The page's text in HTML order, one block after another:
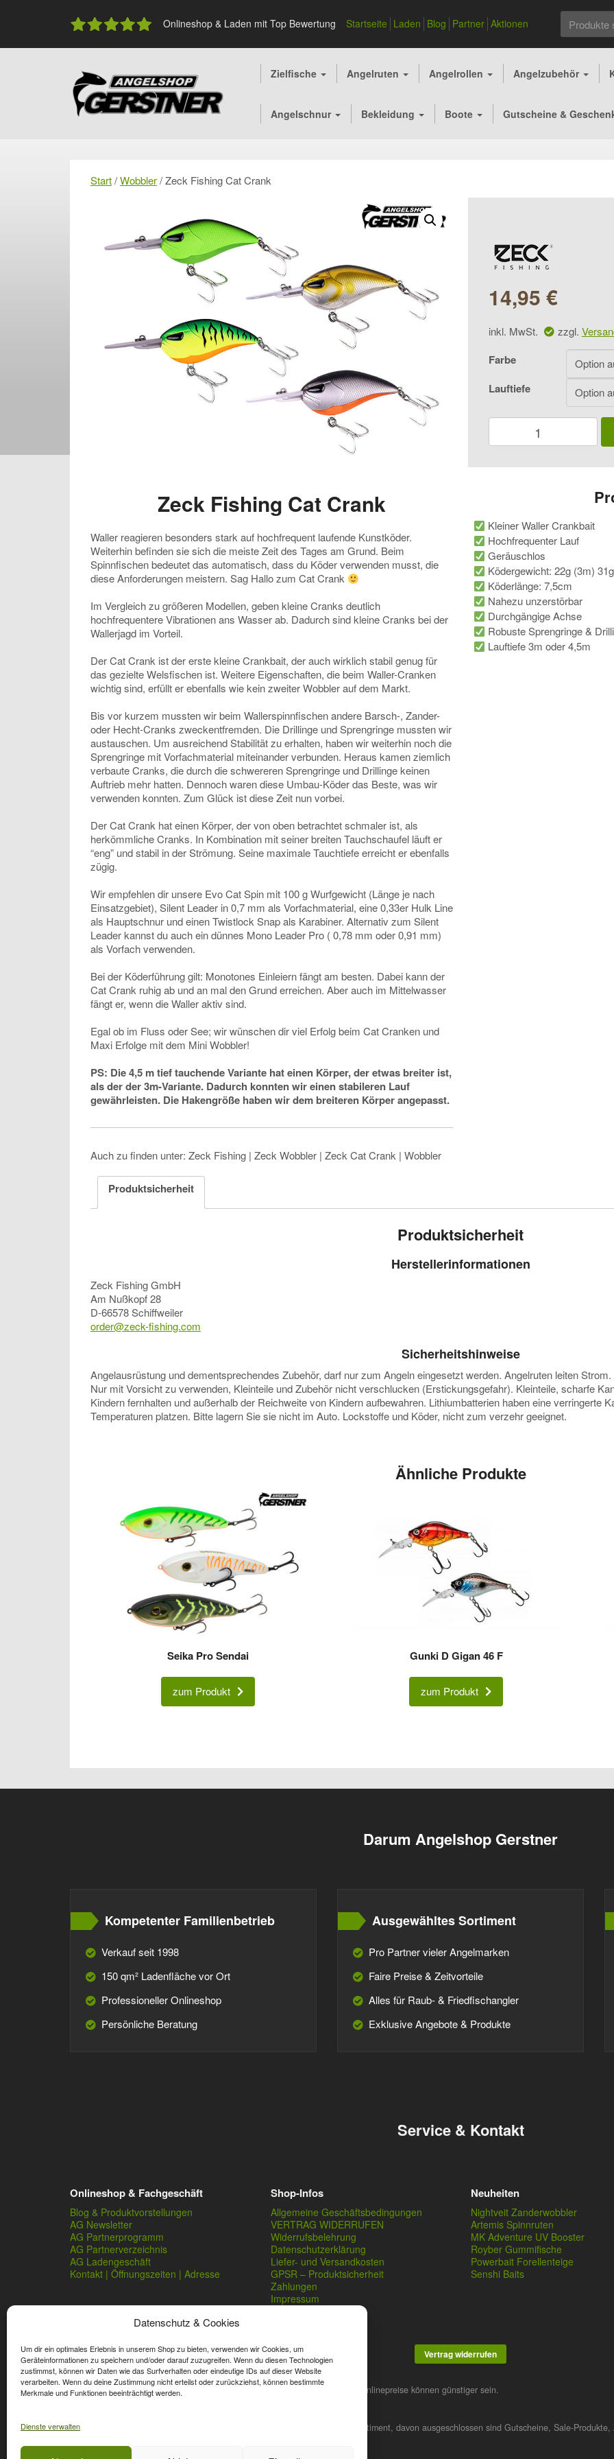
Datenschutz & Cookies
Um dir ein optimales Erlebnis in unserem Shop zu bieten, verwenden wir Cookies, um
Geräteinformationen zu speichern und/oder darauf zuzugreifen. Wenn du diesen Technologien
zustimmst, können wir Daten wie das Surfverhalten oder eindeutige IDs auf dieser Website
verarbeiten. Wenn du deine Zustimmung nicht erteilst oder zurückziehst, können bestimmte
Merkmale und Funktionen beeinträchtigt werden.
Dienste verwalten
Onlineshop & Laden mit Top Bewertung Startseite Laden Blog Partner Aktionen
nach:
Zielfische Angelruten Angelrollen Angelzubehör
Angelschnur Bekleidung Boote Gutscheine &
Start/Wobbler/ Zeck Fishing Cat Crank
Zeck Fishing Cat Crank
Waller reagieren besonders stark auf hochfrequent laufende Kunstköder.
Weiterhin befinden sie sich die meiste Zeit des Tages am Grund. Beim
Spinnfischen bedeutet das automatisch, dass du Köder verwenden musst, die
diese Anforderungen meistern. Sag Hallo zum Cat Crank
Im Vergleich zu größeren Modellen, geben kleine Cranks deutlich
hochfrequentere Vibrationen ans Wasser ab. Dadurch sind kleine Cranks bei der
Wallerjagd im Vorteil.
Der Cat Crank ist der erste kleine Crankbait, der auch wirklich stabil genug für
das gezielte Welsfischen ist. Weitere Eigenschaften, die beim Waller-Cranken
wichtig sind, erfüllt er ebenfalls wie kein zweiter Wobbler auf dem Markt.
Bis vor kurzem mussten wir beim Wallerspinnfischen andere Barsch-, Zander-
oder Hecht-Cranks zweckentfremden. Die Drillinge und Sprengringe mussten wir
austauschen. Um ausreichend Stabilität zu erhalten, haben wir weiterhin noch die
Sprengringe mit Vorfachmaterial miteinander verbunden. Heraus kamen ziemlich
verbaute Cranks, die durch die schwereren Sprengringe und Drillinge keinen
Auftrieb mehr hatten. Dennoch waren diese Umbau-Köder das Beste, was wir
verwenden konnten. Zum Glück ist diese Zeit nun vorbei.
Der Cat Crank hat einen Körper, der von oben betrachtet schmaler ist, als
herkömmliche Cranks. In Kombination mit seiner breiten Tauchschaufel läuft er
“eng” und stabil in der Strömung. Seine maximale Tauchtiefe erreicht er ebenfalls
zügig.
Wir empfehlen dir unsere Evo Cat Spin mit 100 g Wurfgewicht (Länge je nach
Einsatzgebiet), Silent Leader in 0,7 mm als Vorfachmaterial, eine 0,33er Hulk Line
als Hauptschnur und einen Twistlock Snap als Karabiner. Alternativ zum Silent
Leader kannst du auch ein dünnes Mono Leader Pro ( 0,78 mm oder 0,91 mm)
als Vorfach verwenden.
Bei der Köderführung gilt: Monotones Einleiern fängt am besten. Dabei kann der
Cat Crank ruhig ab und an mal den Grund erreichen. Aber auch im Mittelwasser
fängt er, wenn die Waller aktiv sind.
Egal ob im Fluss oder See; wir wünschen dir viel Erfolg beim Cat Cranken und
Maxi Erfolge mit dem Mini Wobbler!
PS: Die 4,5 m tief tauchende Variante hat einen Körper, der etwas breiter ist,
als der der 3m-Variante. Dadurch konnten wir einen stabileren Lauf
gewährleisten. Die Hakengröße haben wir dem breiteren Körper angepasst.
Auch zu finden unter: Zeck Fishing | Zeck Wobbler | Zeck Cat Crank | Wobbler
14,95 €
inkl. MwSt. zzgl.
Farbe
Lauftiefe
Zeck
Cat
Crank
Kleiner Waller Crankbait
Hochfrequenter Lauf
Geräuschlos
Ködergewicht: 22g (3m)
Köderlänge: 7,5cm
Nahezu unzerstörbar
Durchgängige Achse
Robuste Sprengringe &
Lauftiefe 3m oder 4,5m
Produktsicherheit
Produktsicherheit
Herstellerinformationen
Zeck Fishing GmbH
Am Nußkopf 28
D-66578 Schiffweiler
order@zeck-fishing.com
Sicherheitshinweise
Angelausrüstung und dementsprechendes Zubehör, darf nur zum Angeln eingesetzt werden. Angelruten leiten
Nur mit Vorsicht zu verwenden, Kleinteile und Zubehör nicht verschlucken (Erstickungsgefahr). Kleinteile, scharfe
Kindern fernhalten und außerhalb der Reichweite von Kindern aufbewahren. Lithiumbatterien haben eine verringerte
Temperaturen platzen. Bitte lagern Sie sie nicht im Auto. Lockstoffe und Köder, nicht zum verzehr geeignet.
Ähnliche Produkte
Seika Pro Sendai
zum Produkt
Gunki D Gigan 46 F
zum Produkt
Darum Angelshop Gerstner
Kompetenter Familienbetrieb
Verkauf seit 1998
150 qm² Ladenfläche vor Ort
Professioneller Onlineshop
Persönliche Beratung
Ausgewähltes Sortiment
Pro Partner vieler Angelmarken
Faire Preise & Zeitvorteile
Alles für Raub- & Friedfischangler
Exklusive Angebote & Produkte
Service & Kontakt
Onlineshop & Fachgeschäft
Blog & Produktvorstellungen
AG Newsletter
AG Partnerprogramm
AG Partnerverzeichnis
AG Ladengeschäft
Kontakt | Öffnungszeiten | Adresse
Shop-Infos
Allgemeine Geschäftsbedingungen
VERTRAG WIDERRUFEN
Widerrufsbelehrung
Datenschutzerklärung
Liefer- und Versandkosten
GPSR – Produktsicherheit
Zahlungen
Impressum
Neuheiten
Nightveit Zanderwobbler
Artemis Spinnruten
MK Adventure UV Booster
Royber Gummifische
Powerbait Forellenteige
Senshi Baits
Vertrag widerrufen
* Streichpreise sind reguläre Ladenpreise von Angelshop Gerstner. Unsere Onlinepreise können günstiger sein.
Affiliate, Partner Rabatt-Codes und Aktionscodes gelten für das gesamte Sortiment, davon ausgeschlossen sind Gutscheine, Sale-